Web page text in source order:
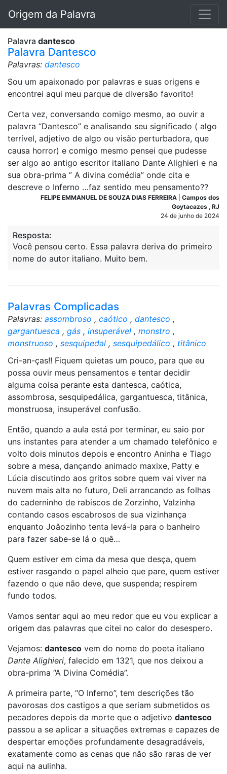
Origem da Palavra
Palavra dantesco
Palavra Dantesco
Palavras: dantesco
Sou um apaixonado por palavras e suas origens e
encontrei aqui meu parque de diversão favorito!
Certa vez, conversando comigo mesmo, ao ouvir a
palavra “Dantesco” e analisando seu significado ( algo
terrível, adjetivo de algo ou visão perturbadora, que
causa horror) e comigo mesmo pensei que pudesse
ser algo ao antigo escritor italiano Dante Alighieri e na
sua obra-prima ” A divina comédia” onde cita e
descreve o Inferno …faz sentido meu pensamento??
FELIPE EMMANUEL DE SOUZA DIAS FERREIRA
Campos dos
Goytacazes , RJ
24 de junho de 2024
Resposta:
Você pensou certo. Essa palavra deriva do primeiro
nome do autor italiano. Muito bem.
Palavras Complicadas
Palavras: assombroso , caótico , dantesco ,
gargantuesca , gás , insuperável , monstro ,
monstruoso , sesquipedal , sesquipedálico , titânico
Cri-an-ças!! Fiquem quietas um pouco, para que eu
possa ouvir meus pensamentos e tentar decidir
alguma coisa perante esta dantesca, caótica,
assombrosa, sesquipedálica, gargantuesca, titânica,
monstruosa, insuperável confusão.
Então, quando a aula está por terminar, eu saio por
uns instantes para atender a um chamado telefônico e
volto dois minutos depois e encontro Aninha e Tiago
sobre a mesa, dançando animado maxixe, Patty e
Lúcia discutindo aos gritos sobre quem vai viver na
nuvem mais alta no futuro, Deli arrancando as folhas
do caderninho de rabiscos de Zorzinho, Valzinha
contando casos escabrosos de sua vizinhança
enquanto Joãozinho tenta levá-la para o banheiro
para fazer sabe-se lá o quê…
Quem estiver em cima da mesa que desça, quem
estiver rasgando o papel alheio que pare, quem estiver
fazendo o que não deve, que suspenda; respirem
fundo todos.
Vamos sentar aqui ao meu redor que eu vou explicar a
origem das palavras que citei no calor do desespero.
Vejamos: dantesco vem do nome do poeta italiano
Dante Alighieri, falecido em 1321, que nos deixou a
obra-prima “A Divina Comédia”.
A primeira parte, “O Inferno”, tem descrições tão
pavorosas dos castigos a que seriam submetidos os
pecadores depois da morte que o adjetivo dantesco
passou a se aplicar a situações extremas e capazes de
despertar emoções profundamente desagradáveis,
exatamente como as cenas que não são raras de ver
aqui na aulinha.